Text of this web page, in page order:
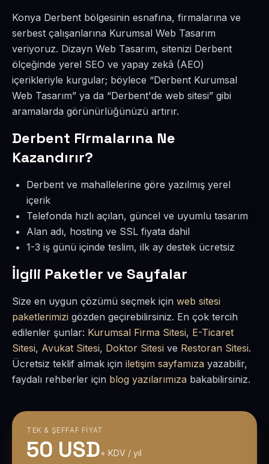
Konya Derbent bölgesinin esnafına, firmalarına ve
serbest çalışanlarına Kurumsal Web Tasarım
veriyoruz. Dizayn Web Tasarım, sitenizi Derbent
ölçeğinde yerel SEO ve yapay zekâ (AEO)
içerikleriyle kurgular; böylece “Derbent Kurumsal
Web Tasarım” ya da “Derbent'de web sitesi” gibi
aramalarda görünürlüğünüzü artırır.
Derbent Firmalarına Ne
Kazandırır?
Derbent ve mahallelerine göre yazılmış yerel
içerik
Telefonda hızlı açılan, güncel ve uyumlu tasarım
Alan adı, hosting ve SSL fiyata dahil
1-3 iş günü içinde teslim, ilk ay destek ücretsiz
İlgili Paketler ve Sayfalar
Size en uygun çözümü seçmek için web sitesi
paketlerimizi gözden geçirebilirsiniz. En çok tercih
edilenler şunlar: Kurumsal Firma Sitesi, E-Ticaret
Sitesi, Avukat Sitesi, Doktor Sitesi ve Restoran Sitesi.
Ücretsiz teklif almak için iletişim sayfamıza yazabilir,
faydalı rehberler için blog yazılarımıza bakabilirsiniz.
TEK & ŞEFFAF FIYAT
50 USD+ KDV / yıl